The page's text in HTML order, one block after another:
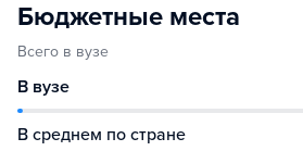
Бюджетные места
Всего в вузе
В вузе
В среднем по стране